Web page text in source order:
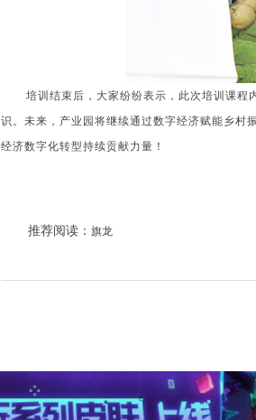
培训结束后，大家纷纷表示，此次培训课程
识。未来，产业园将继续通过数字经济赋能乡村
经济数字化转型持续贡献力量！
推荐阅读： 旗龙